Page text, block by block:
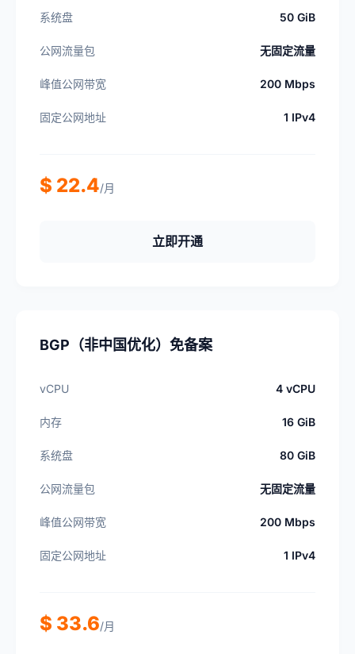
系统盘 50 GiB
公网流量包 无固定流量
峰值公网带宽 200 Mbps
固定公网地址 1 IPv4
$ 22.4/月
立即开通
BGP（非中国优化）免备案
vCPU 4 vCPU
内存 16 GiB
系统盘 80 GiB
公网流量包 无固定流量
峰值公网带宽 200 Mbps
固定公网地址 1 IPv4
$ 33.6/月